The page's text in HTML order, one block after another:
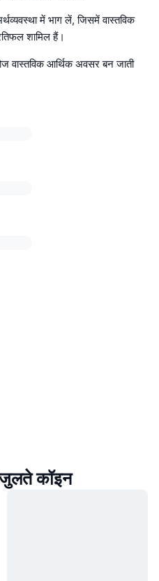
में भाग लें, जिसमें वास्तविक
शामिल हैं।
वास्तविक आर्थिक अवसर बन जाती
कॉइन